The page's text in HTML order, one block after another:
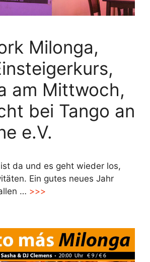
Milonga,
am Mittwoch,
bei Tango an
e.V.
da und es geht wieder los,
Ein gutes neues Jahr
… >>>